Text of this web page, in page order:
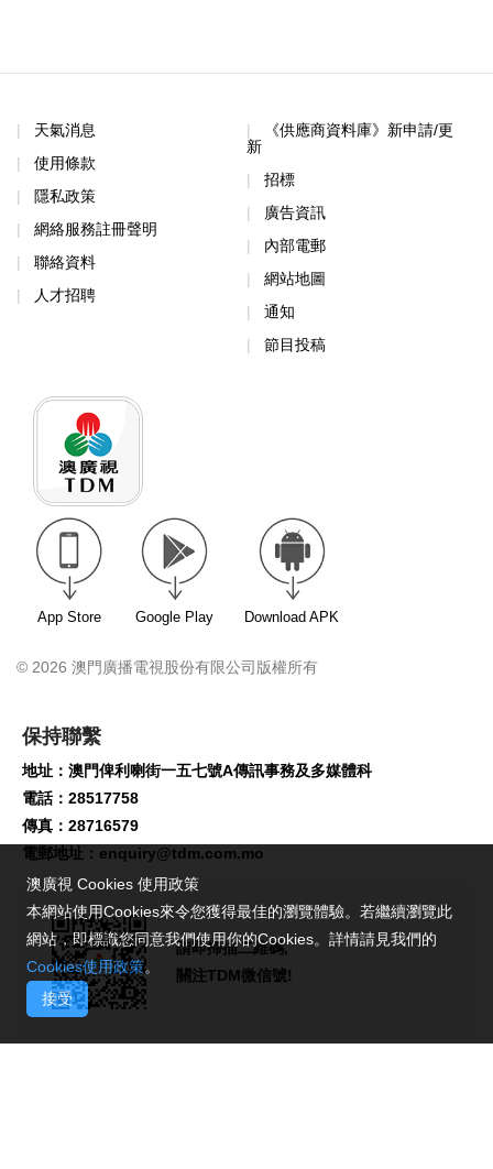
天氣消息
使用條款
隱私政策
網絡服務註冊聲明
聯絡資料
人才招聘
《供應商資料庫》新申請/更
新
招標
廣告資訊
內部電郵
網站地圖
通知
節目投稿
App Store Google Play Download APK
© 2026 澳門廣播電視股份有限公司版權所有
保持聯繫
地址：澳門俾利喇街一五七號A傳訊事務及多媒體科
電話：28517758
傳真：28716579
電郵地址： enquiry@tdm.com.mo
請即掃描二維碼,
關注TDM微信號!
澳廣視 Cookies 使用政策
本網站使用Cookies來令您獲得最佳的瀏覽體驗。若繼續瀏覽此
網站，即標識您同意我們使用你的Cookies。詳情請見我們的
Cookies使用政策。
接受